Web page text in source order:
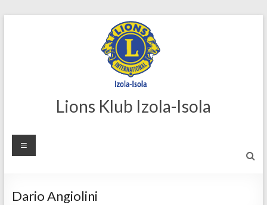
Lions Klub Izola-Isola
Dario Angiolini